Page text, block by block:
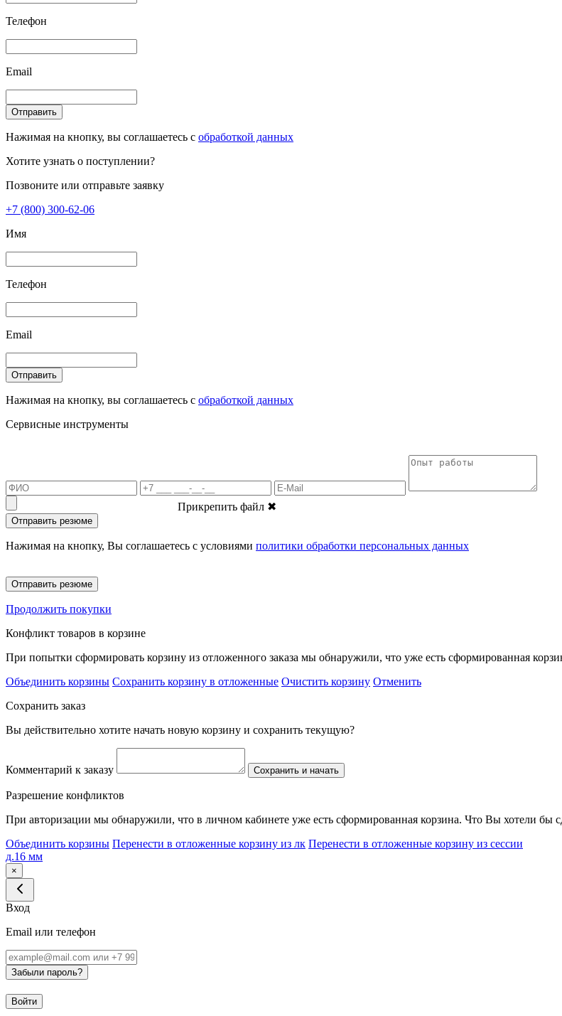
Телефон
Email
Отправить
Нажимая на кнопку, вы соглашаетесь с обработкой данных
Хотите узнать о поступлении?
Позвоните или отправьте заявку
+7 (800) 300-62-06
Имя
Телефон
Email
Отправить
Нажимая на кнопку, вы соглашаетесь с обработкой данных
Сервисные инструменты
Прикрепить файл ✖
Отправить резюме
Нажимая на кнопку, Вы соглашаетесь с условиями политики обработки персональных данных
Отправить резюме
Продолжить покупки
Конфликт товаров в корзине
При попытки сформировать корзину из отложенного заказа мы обнаружили, что уже есть сформированная
Объединить корзины Сохранить корзину в отложенные Очистить корзину Отменить
Сохранить заказ
Вы действительно хотите начать новую корзину и сохранить текущую?
Комментарий к заказу Сохранить и начать
Разрешение конфликтов
При авторизации мы обнаружили, что в личном кабинете уже есть сформированная корзина. Что Вы хотели бы
Объединить корзины Перенести в отложенные корзину из лк Перенести в отложенные корзину из сессии
д.16 мм
×
Вход
Email или телефон
Забыли пароль?
Войти